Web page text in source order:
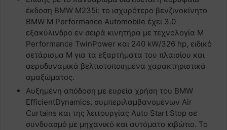
έκδοση BMW M235i: το ισχυρότερο βενζινοκίνητο
BMW M Performance Automobile έχει 3.0
εξακύλινδρο εν σειρά κινητήρα με τεχνολογία M
Performance TwinPower και 240 kW/326 hp, ειδικό
σετάρισμα M για τα εξαρτήματα του πλαισίου και
αεροδυναμικά βελτιστοποιημένα χαρακτηριστικά
αμαξώματος.
Αυξημένη απόδοση με ευρεία χρήση του BMW
EfficientDynamics, συμπεριλαμβανομένων Air
Curtains και της λειτουργίας Auto Start Stop σε
συνδυασμό με μηχανικό και αυτόματο κιβώτιο. Το